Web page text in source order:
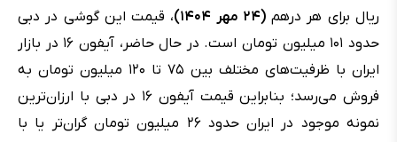
ریال برای هر درهم(۲۴ مهر ۱۴۰۴)
، قیمت این گوشی در دبی
حدود ۱۰۱ میلیون تومان است. در حال حاضر، آیفون ۱۶ در بازار
ایران با ظرفیت‌های مختلف بین ۷۵ تا ۱۲۰ میلیون تومان به
فروش می‌رسد؛ بنابراین قیمت آیفون ۱۶ در دبی با ارزان‌ترین
نمونه موجود در ایران حدود ۲۶ میلیون تومان گران‌تر یا با